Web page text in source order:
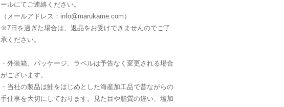
ールにてご連絡ください。
（メールアドレス：info@marukame.com）
※7日を過ぎた場合は、返品をお受けできませんのでご了
承ください。
・外装箱、パッケージ、ラベルは予告なく変更される場合
がございます。
・当社の製品は鮭をはじめとした海産加工品で昔ながらの
手仕事を大切にしております。見た目や脂質の違い、塩加